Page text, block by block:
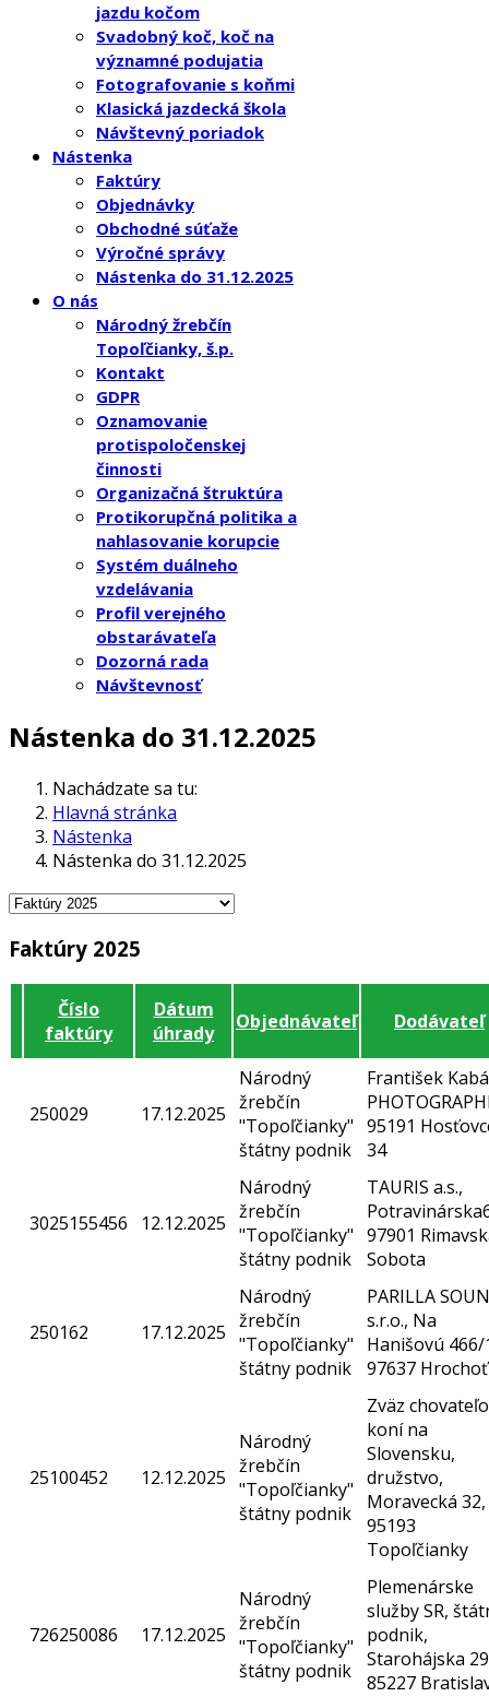
jazdu kočom
Svadobný koč, koč na
významné podujatia
Fotografovanie s koňmi
Klasická jazdecká škola
Návštevný poriadok
Nástenka
Faktúry
Objednávky
Obchodné súťaže
Výročné správy
Nástenka do 31.12.2025
O nás
Národný žrebčín
Topoľčianky, š.p.
Kontakt
GDPR
Oznamovanie
protispoločenskej
činnosti
Organizačná štruktúra
Protikorupčná politika a
nahlasovanie korupcie
Systém duálneho
vzdelávania
Profil verejného
obstarávateľa
Dozorná rada
Návštevnosť
Nástenka do 31.12.2025
Nachádzate sa tu:
Hlavná stránka
Nástenka
Nástenka do 31.12.2025
Faktúry 2025
Číslo
faktúry
Dátum
úhrady
Objednávateľ Dodávateľ
250029 17.12.2025
Národný
žrebčín
"Topoľčianky"
štátny podnik
František
95191
34
3025155456 12.12.2025
Národný
žrebčín
"Topoľčianky"
štátny podnik
TAURIS a.s.,
97901
Sobota
250162 17.12.2025
Národný
žrebčín
"Topoľčianky"
štátny podnik
PARILLA
s.r.o., Na
Hanišovú 466/
97637 Hrochoť
25100452 12.12.2025
Národný
žrebčín
"Topoľčianky"
štátny podnik
Zväz
koní na
Slovensku,
družstvo,
Moravecká 32,
95193
Topoľčianky
726250086 17.12.2025
Národný
žrebčín
"Topoľčianky"
štátny podnik
Plemenárske
služby SR,
podnik,
Starohájska
85227